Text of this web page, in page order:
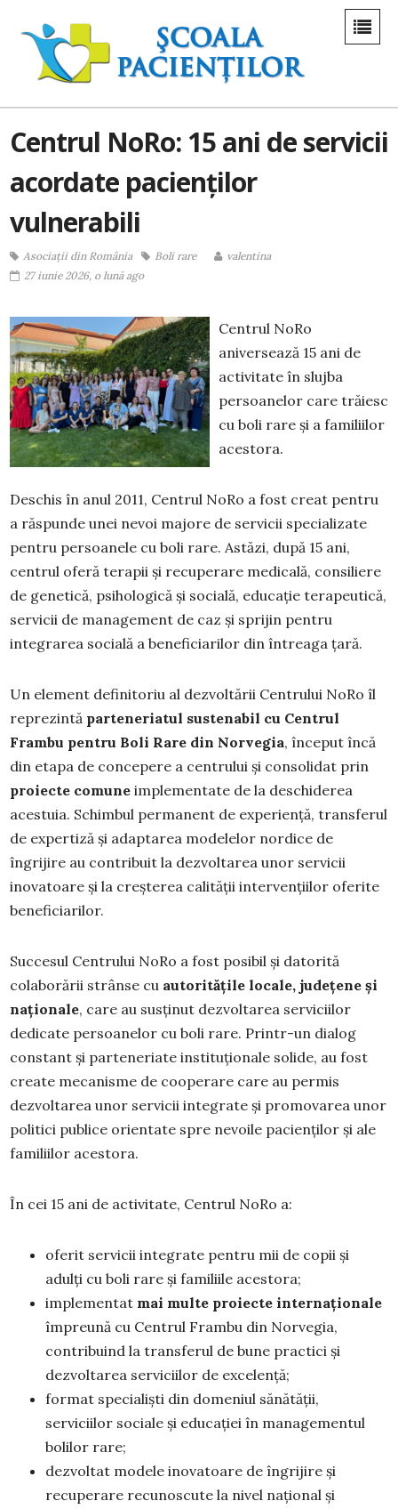
Centrul NoRo: 15 ani de servicii
acordate pacienților
vulnerabili
Asociații din România Boli rare
valentina
27 iunie 2026, o lună ago
Centrul NoRo
aniversează 15 ani de
activitate în slujba
persoanelor care trăiesc
cu boli rare și a familiilor
acestora.
Deschis în anul 2011, Centrul NoRo a fost creat pentru
a răspunde unei nevoi majore de servicii specializate
pentru persoanele cu boli rare. Astăzi, după 15 ani,
centrul oferă terapii și recuperare medicală, consiliere
de genetică, psihologică și socială, educație terapeutică,
servicii de management de caz și sprijin pentru
integrarea socială a beneficiarilor din întreaga țară.
Un element definitoriu al dezvoltării Centrului NoRo îl
reprezintă parteneriatul sustenabil cu Centrul
Frambu pentru Boli Rare din Norvegia, început încă
din etapa de concepere a centrului și consolidat prin
proiecte comune implementate de la deschiderea
acestuia. Schimbul permanent de experiență, transferul
de expertiză și adaptarea modelelor nordice de
îngrijire au contribuit la dezvoltarea unor servicii
inovatoare și la creșterea calității intervențiilor oferite
beneficiarilor.
Succesul Centrului NoRo a fost posibil și datorită
colaborării strânse cu autoritățile locale, județene și
naționale, care au susținut dezvoltarea serviciilor
dedicate persoanelor cu boli rare. Printr-un dialog
constant și parteneriate instituționale solide, au fost
create mecanisme de cooperare care au permis
dezvoltarea unor servicii integrate și promovarea unor
politici publice orientate spre nevoile pacienților și ale
familiilor acestora.
În cei 15 ani de activitate, Centrul NoRo a:
oferit servicii integrate pentru mii de copii și
adulți cu boli rare și familiile acestora;
implementat mai multe proiecte internaționale
împreună cu Centrul Frambu din Norvegia,
contribuind la transferul de bune practici și
dezvoltarea serviciilor de excelență;
format specialiști din domeniul sănătății,
serviciilor sociale și educației în managementul
bolilor rare;
dezvoltat modele inovatoare de îngrijire și
recuperare recunoscute la nivel național și